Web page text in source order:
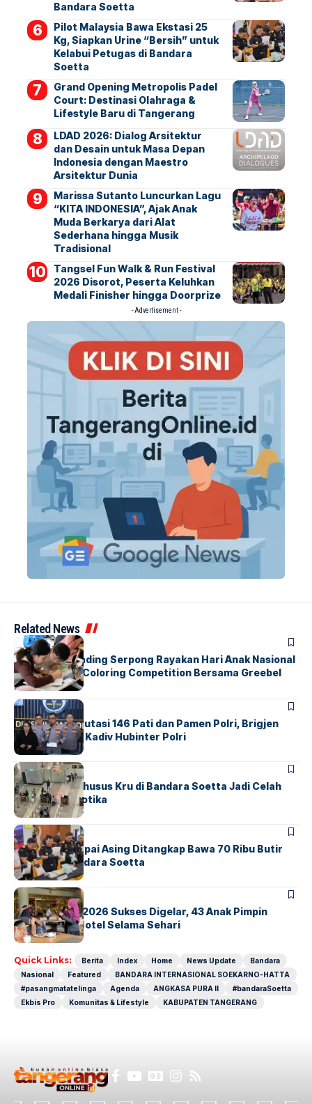
Bandara Soetta
Pilot Malaysia Bawa Ekstasi 25
Kg, Siapkan Urine “Bersih” untuk
Kelabui Petugas di Bandara
Soetta
Grand Opening Metropolis Padel
Court: Destinasi Olahraga &
Lifestyle Baru di Tangerang
LDAD 2026: Dialog Arsitektur
dan Desain untuk Masa Depan
Indonesia dengan Maestro
Arsitektur Dunia
Marissa Sutanto Luncurkan Lagu
“KITA INDONESIA”, Ajak Anak
Muda Berkarya dari Alat
Sederhana hingga Musik
Tradisional
Tangsel Fun Walk & Run Festival
2026 Disorot, Peserta Keluhkan
Medali Finisher hingga Doorprize
- Advertisement -
Related News
BERITAINDEX
Atria Hotel Gading Serpong Rayakan Hari Anak Nasional
Lewat Family Coloring Competition Bersama Greebel
Indonesia
BERITA
Mabes Polri Mutasi 146 Pati dan Pamen Polri, Brigjen
Untung Jabat Kadiv Hubinter Polri
BANDARABERITA
Ketika Jalur Khusus Kru di Bandara Soetta Jadi Celah
Sindikat Narkotika
BANDARA BERITA
Kopilot Maskapai Asing Ditangkap Bawa 70 Ribu Butir
Ekstasi di Bandara Soetta
BERITAINDEX
GM For A Day 2026 Sukses Digelar, 43 Anak Pimpin
Operasional Hotel Selama Sehari
Quick Links: Berita Index Home News Update
Bandara
Nasional
Featured
BANDARA INTERNASIONAL SOEKARNO-HATTA
#pasangmatatelinga
Agenda ANGKASA PURA II
#bandaraSoetta
Ekbis Pro
Komunitas & Lifestyle KABUPATEN TANGERANG